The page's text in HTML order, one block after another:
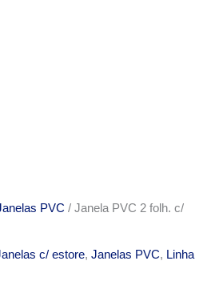
PVC / Janela PVC 2 folh. c/
c/ estore, Janelas PVC, Linha